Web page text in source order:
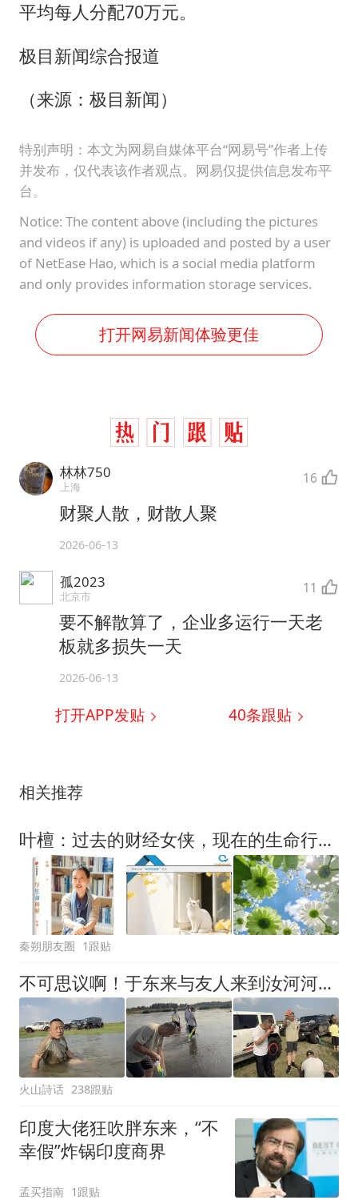
平均每人分配70万元。
极目新闻综合报道
（来源：极目新闻）
特别声明：本文为网易自媒体平台“网易号”作者上传
并发布，仅代表该作者观点。网易仅提供信息发布平
台。
Notice: The content above (including the pictures
and videos if any) is uploaded and posted by a user
of NetEase Hao, which is a social media platform
and only provides information storage services.
打开网易新闻体验更佳
林林750
上海 16
财聚人散，财散人聚
2026-06-13
孤2023
北京市 11
要不解散算了，企业多运行一天老
板就多损失一天
2026-06-13
打开APP发贴 40条跟贴
相关推荐
叶檀：过去的财经女侠，现在的生命行者，我用了50年学会不追赶
秦朔朋友圈 1跟贴
不可思议啊！于东来与友人来到汝河河滩湿地，一群老男人玩起打水仗、吃西瓜
火山詩话 238跟贴
印度大佬狂吹胖东来，“不
幸假”炸锅印度商界
孟买指南 1跟贴